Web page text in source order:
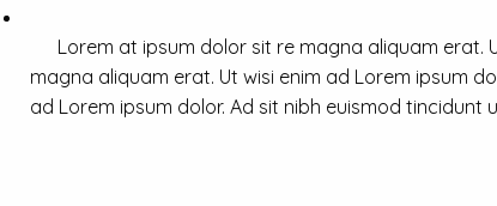
Lorem at ipsum dolor sit re magna aliquam erat.
magna aliquam erat. Ut wisi enim ad Lorem ipsum
ad Lorem ipsum dolor. Ad sit nibh euismod